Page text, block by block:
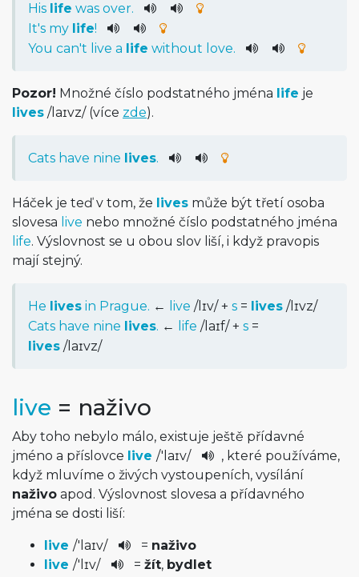
His life was over.
It's my life!
You can't live a life without love.
Pozor! Množné číslo podstatného jména life je
lives /laɪvz/(více zde).
Cats have nine lives.
Háček je teď v tom, že lives může být třetí osoba
slovesa live nebo množné číslo podstatného jména
life. Výslovnost se u obou slov liší, i když pravopis
mají stejný.
He lives in Prague. ← live /lɪv/+ s = lives /lɪvz/
Cats have nine lives. ← life /laɪf/+ s =
lives /laɪvz/
live = naživo
Aby toho nebylo málo, existuje ještě přídavné
jméno a příslovce live /'laɪv/
, které používáme,
když mluvíme o živých vystoupeních, vysílání
naživo apod. Výslovnost slovesa a přídavného
jména se dosti liší:
live /'laɪv/ = naživo
live /'lɪv/ = žít, bydlet